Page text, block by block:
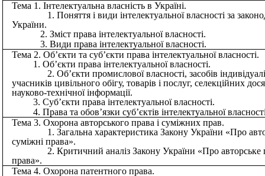
Тема 1. Інтелектуальна власність в Україні.
Поняття і види інтелектуальної власності за
України.
Зміст права інтелектуальної власності.
Види права інтелектуальної власності.
Тема 2. Об’єкти та суб’єкти права інтелектуальної власності.
Об’єкти права інтелектуальної власності.
Об’єкти промислової власності, засобів
учасників цивільного обігу, товарів і послуг, селекційних
науково-технічної інформації.
Суб’єкти права інтелектуальної власності.
Права та обов’язки суб’єктів інтелектуальної
Тема 3. Охорона авторського права і суміжних прав.
Загальна характеристика Закону України «Про
суміжні права».
Критичний аналіз Закону України «Про авторське
права».
Тема 4. Охорона патентного права.